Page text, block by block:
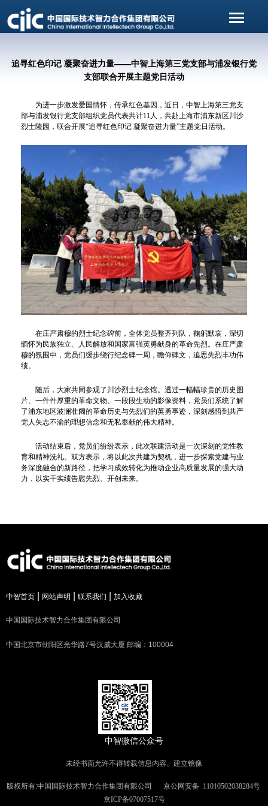
追寻红色印记 凝聚奋进力量——中智上海第三党支部与浦发银行党
支部联合开展主题党日活动
为进一步激发爱国情怀，传承红色基因，近日，中智上海第三党支
部与浦发银行党支部组织党员代表共计11人，共赴上海市浦东新区川沙
烈士陵园，联合开展“追寻红色印记 凝聚奋进力量”主题党日活动。
在庄严肃穆的烈士纪念碑前，全体党员整齐列队，鞠躬默哀，深切
缅怀为民族独立、人民解放和国家富强英勇献身的革命先烈。在庄严肃
穆的氛围中，党员们缓步绕行纪念碑一周，瞻仰碑文，追思先烈丰功伟
绩。
随后，大家共同参观了川沙烈士纪念馆。透过一幅幅珍贵的历史图
片、一件件厚重的革命文物、一段段生动的影像资料，党员们系统了解
了浦东地区波澜壮阔的革命历史与先烈们的英勇事迹，深刻感悟到共产
党人矢志不渝的理想信念和无私奉献的伟大精神。
活动结束后，党员们纷纷表示，此次联建活动是一次深刻的党性教
育和精神洗礼。双方表示，将以此次共建为契机，进一步探索党建与业
务深度融合的新路径，把学习成效转化为推动企业高质量发展的强大动
力，以实干实绩告慰先烈、开创未来。
中智首页 网站声明 联系我们 加入收藏
中国国际技术智力合作集团有限公司
中国北京市朝阳区光华路7号汉威大厦 邮编：100004
中智微信公众号
未经书面允许不得转载信息内容、建立镜像
版权所有:中国国际技术智力合作集团有限公司 京公网安备 11010502038284号
京ICP备07007517号